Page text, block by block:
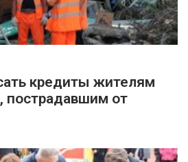
кредиты жителям
пострадавшим от